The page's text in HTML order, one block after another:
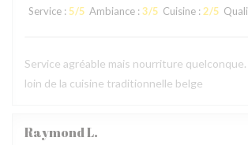
Service : 5/5 Ambiance : 3/5 Cuisine : 2/5
Service agréable mais nourriture
loin de la cuisine traditionnelle belge
RaymondL